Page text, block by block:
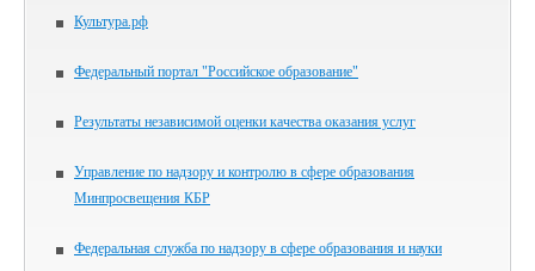
Культура.рф
Федеральный портал "Российское образование"
Результаты независимой оценки качества оказания услуг
Управление по надзору и контролю в сфере образования
Минпросвещения КБР
Федеральная служба по надзору в сфере образования и науки